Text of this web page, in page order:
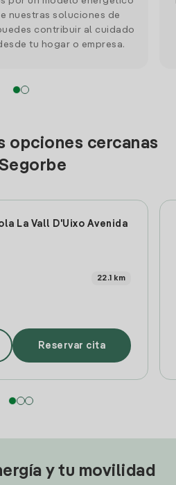
nuestras soluciones de
contribuir al cuidado
tu hogar o empresa.
opciones cercanas
La Vall D'Uixo Avenida
22.1 km
Reservar cita
y tu movilidad